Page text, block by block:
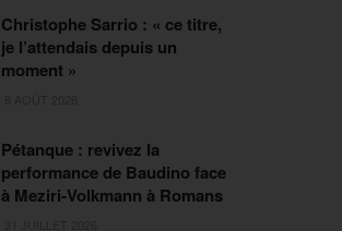
Christophe Sarrio : « ce titre,
je l’attendais depuis un
moment »
Pétanque : revivez la
performance de Baudino face
à Meziri-Volkmann à Romans